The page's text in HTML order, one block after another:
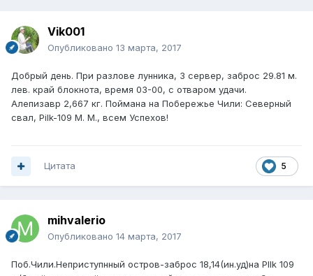
Vik001
Опубликовано 13 марта, 2017
Добрый день. При разлове лунника, 3 сервер, заброс 29.81 м.
лев. край блокнота, время 03-00, с отваром удачи.
Алепизавр 2,667 кг. Поймана на Побережье Чили: Северный
свал, Pilk-109 М. М., всем Успехов!
5
Цитата
mihvalerio
Опубликовано 14 марта, 2017
Поб.Чили.Неприступнный остров-заброс 18,14(ин.уд)на PIlk 109